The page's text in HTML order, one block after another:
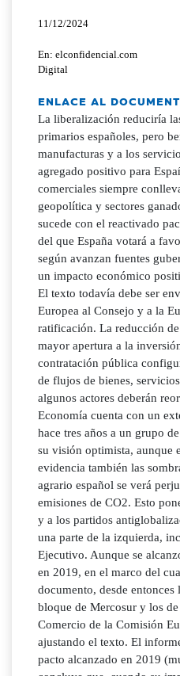
11/12/2024
En: elconfidencial.com
Digital
ENLACE AL
La liberalización reduciría
primarios españoles, pero
manufacturas y a los
agregado positivo para
comerciales siempre
geopolítica y sectores
sucede con el reactivado
del que España votará a
según avanzan fuentes
un impacto económico
El texto todavía debe ser
Europea al Consejo y a la
ratificación. La reducción
mayor apertura a la
contratación pública
de flujos de bienes,
algunos actores deberán
Economía cuenta con un
hace tres años a un grupo
su visión optimista, aunque
evidencia también las
agrario español se verá
emisiones de CO2. Esto
y a los partidos
una parte de la izquierda,
Ejecutivo. Aunque se
en 2019, en el marco del
documento, desde entonces
bloque de Mercosur y los
Comercio de la Comisión
ajustando el texto. El
pacto alcanzado en 2019